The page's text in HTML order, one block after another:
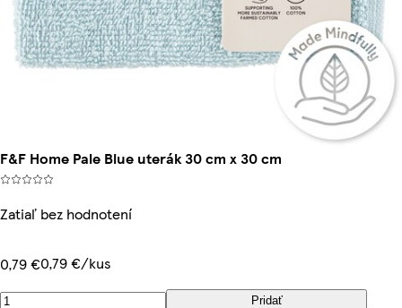
F&F Home Pale Blue uterák 30 cm x 30 cm
Zatiaľ bez hodnotení
0,79 €0,79 €/kus
Pridať